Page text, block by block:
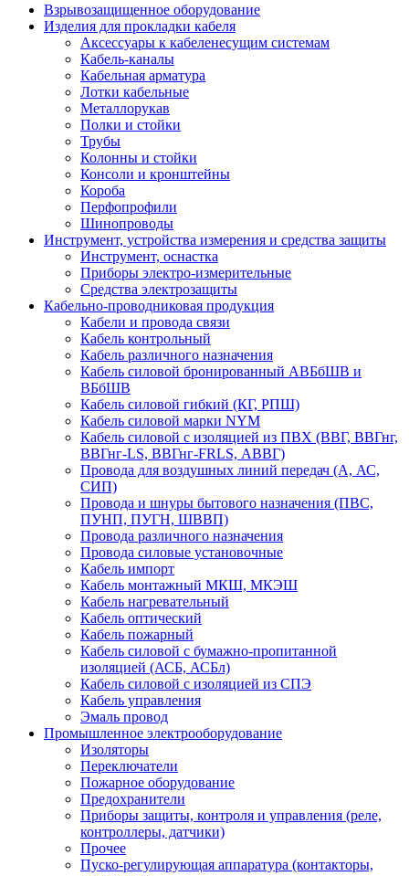
Взрывозащищенное оборудование
Изделия для прокладки кабеля
Аксессуары к кабеленесущим системам
Кабель-каналы
Кабельная арматура
Лотки кабельные
Металлорукав
Полки и стойки
Трубы
Колонны и стойки
Консоли и кронштейны
Короба
Перфопрофили
Шинопроводы
Инструмент, устройства измерения и средства защиты
Инструмент, оснастка
Приборы электро-измерительные
Средства электрозащиты
Кабельно-проводниковая продукция
Кабели и провода связи
Кабель контрольный
Кабель различного назначения
Кабель силовой бронированный АВБбШВ и
ВБбШВ
Кабель силовой гибкий (КГ, РПШ)
Кабель силовой марки NYM
Кабель силовой с изоляцией из ПВХ (ВВГ, ВВГнг,
ВВГнг-LS, ВВГнг-FRLS, АВВГ)
Провода для воздушных линий передач (А, АС,
СИП)
Провода и шнуры бытового назначения (ПВС,
ПУНП, ПУГН, ШВВП)
Провода различного назначения
Провода силовые установочные
Кабель импорт
Кабель монтажный МКШ, МКЭШ
Кабель нагревательный
Кабель оптический
Кабель пожарный
Кабель силовой с бумажно-пропитанной
изоляцией (АСБ, АСБл)
Кабель силовой с изоляцией из СПЭ
Кабель управления
Эмаль провод
Промышленное электрооборудование
Изоляторы
Переключатели
Пожарное оборудование
Предохранители
Приборы защиты, контроля и управления (реле,
контроллеры, датчики)
Прочее
Пуско-регулирующая аппаратура (контакторы,